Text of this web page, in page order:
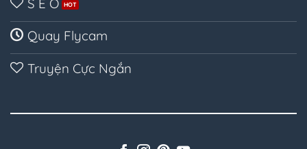
S E O
Quay Flycam
Truyện Cực Ngắn